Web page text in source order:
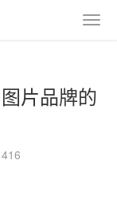
片品牌的